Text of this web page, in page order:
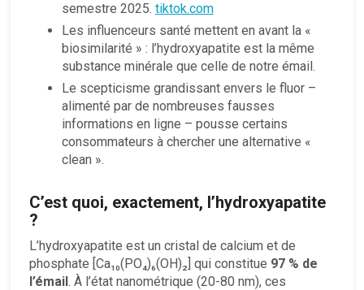
semestre 2025. tiktok.com
Les influenceurs santé mettent en avant la «
biosimilarité » : l’hydroxyapatite est la même
substance minérale que celle de notre émail.
Le scepticisme grandissant envers le fluor –
alimenté par de nombreuses fausses
informations en ligne – pousse certains
consommateurs à chercher une alternative «
clean ».
C’est quoi, exactement, l’hydroxyapatite
?
L’hydroxyapatite est un cristal de calcium et de
phosphate [Ca₁₀(PO₄)₆(OH)₂] qui constitue 97 % de
l’émail. À l’état nanométrique (20-80 nm), ces